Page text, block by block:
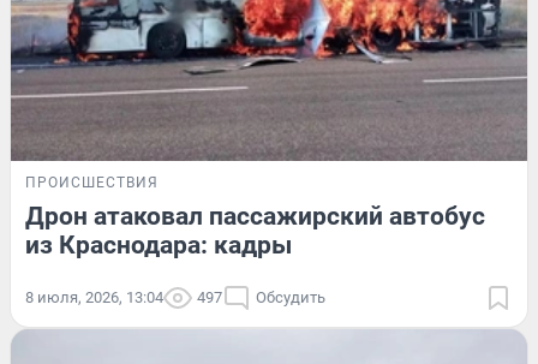
ПРОИСШЕСТВИЯ
Дрон атаковал пассажирский автобус
из Краснодара: кадры
8 июля, 2026, 13:04 497 Обсудить